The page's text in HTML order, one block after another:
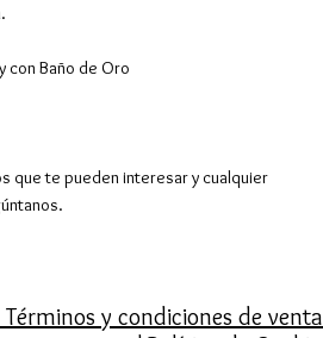
con Baño de Oro
que te pueden interesar y cualquier
Términos y condiciones de venta